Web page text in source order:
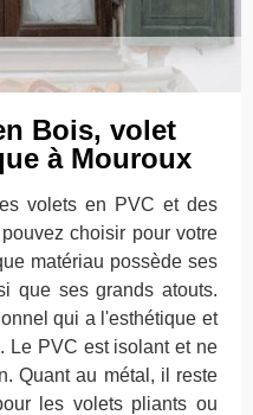
Bois, volet
à Mouroux
volets en PVC et des
choisir pour votre
matériau possède ses
que ses grands atouts.
qui a l'esthétique et
Le PVC est isolant et ne
Quant au métal, il reste
les volets pliants ou